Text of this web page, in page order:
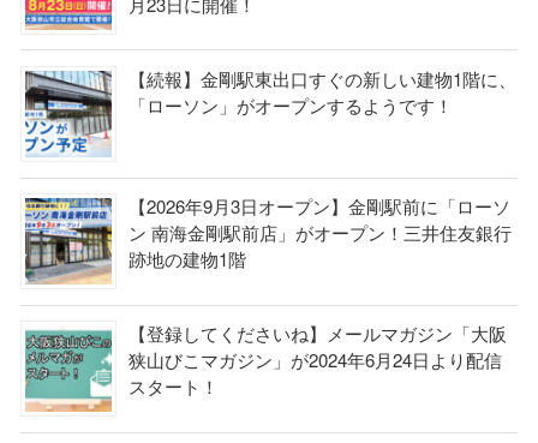
【続報】金剛駅東出口すぐの新しい建物1階に、
「ローソン」がオープンするようです！
【2026年9月3日オープン】金剛駅前に「ローソ
ン 南海金剛駅前店」がオープン！三井住友銀行
跡地の建物1階
【登録してくださいね】メールマガジン「大阪
狭山びこマガジン」が2024年6月24日より配信
スタート！